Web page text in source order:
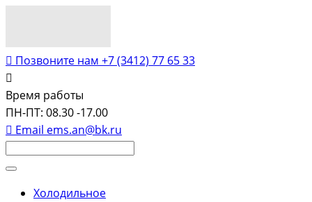
Позвоните нам +7 (3412) 77 65 33
Время работы
ПН-ПТ: 08.30 -17.00
Email ems.an@bk.ru
Холодильное